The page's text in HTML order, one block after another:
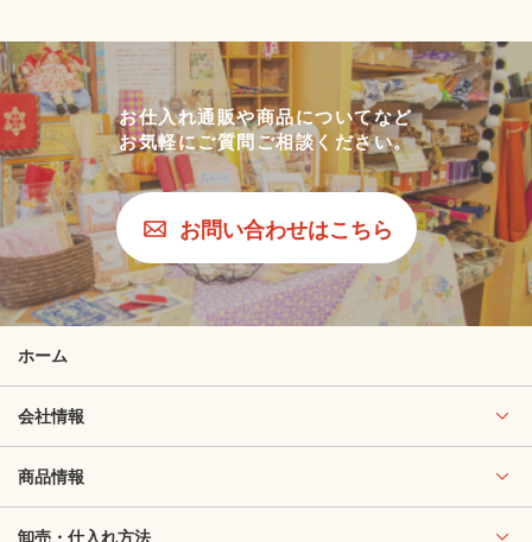
お仕入れ通販や商品についてなど
お気軽にご質問ご相談ください。
お問い合わせはこちら
ホーム
会社情報
商品情報
卸売・仕入れ方法